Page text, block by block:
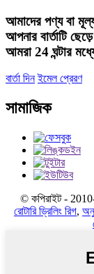
আমাদের পণ্য বা
আপনার বার্তাটি
আমরা 24 ঘন্টার
বার্তা দিন ইমেল প্রেরণ
সামাজিক
© কপিরাইট -
রোটারি ড্রিলিং রিগ,